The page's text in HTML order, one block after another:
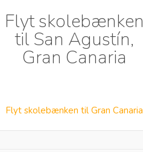
Flyt skolebænken
til San Agustín,
Gran Canaria
Flyt skolebænken til Gran Canaria